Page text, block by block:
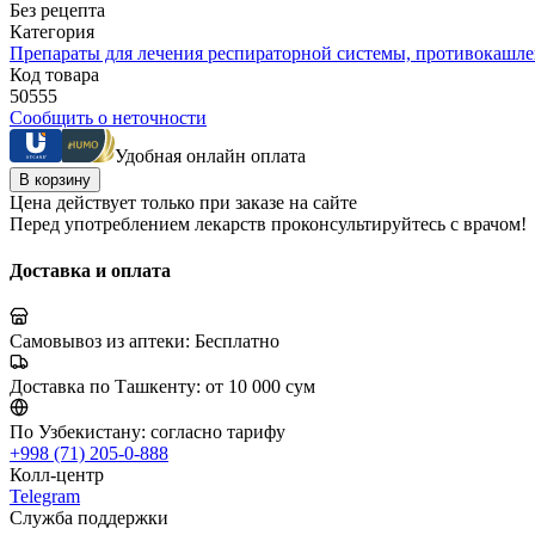
Без рецепта
Категория
Препараты для лечения респираторной системы,
Код товара
50555
Сообщить о неточности
Удобная онлайн оплата
В корзину
Цена действует только при заказе на сайте
Перед употреблением лекарств проконсультируйтесь с врачом!
Доставка и оплата
Самовывоз из аптеки: Бесплатно
Доставка по Ташкенту: от 10 000 сум
По Узбекистану: согласно тарифу
+998 (71) 205-0-888
Колл-центр
Telegram
Служба поддержки